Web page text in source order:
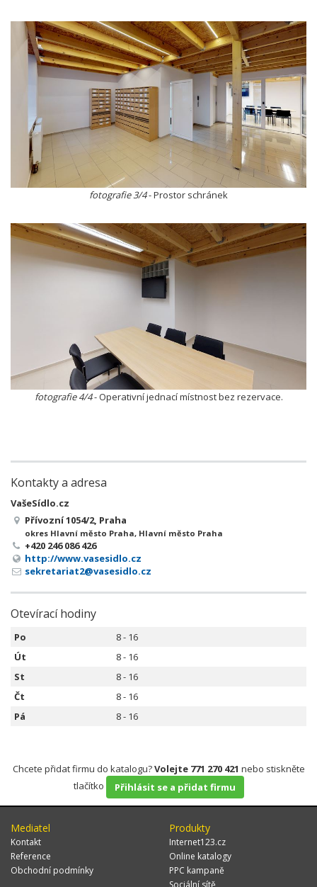
fotografie 3/4- Prostor schránek
fotografie 4/4- Operativní jednací místnost bez rezervace.
Kontakty a adresa
VašeSídlo.cz
Přívozní 1054/2, Praha
okres Hlavní město Praha, Hlavní město Praha
+420 246 086 426
http://www.vasesidlo.cz
sekretariat2@vasesidlo.cz
Otevírací hodiny
Po
8 - 16
Út
8 - 16
St
8 - 16
Čt
8 - 16
Pá
8 - 16
Chcete přidat firmu do katalogu?Volejte 771 270 421 nebo stiskněte
tlačítko
Přihlásit se a přidat firmu
Mediatel
Kontakt
Reference
Obchodní podmínky
Produkty
Internet123.cz
Online katalogy
PPC kampaně
Sociální sítě